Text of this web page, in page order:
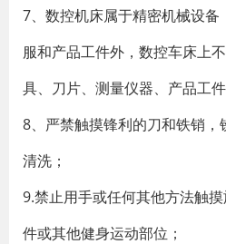
7、数控机床属于精密机械设
服和产品工件外，数控车床上
具、刀片、测量仪器、产品工件
8、严禁触摸锋利的刀和铁销
清洗；
9.禁止用手或任何其他方法触
件或其他健身运动部位；